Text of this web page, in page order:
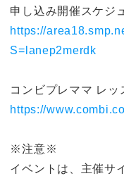
申し込み開催スケジ
https://
S=lanep2merdk
コンビプレママ レッ
https://
※注意※
イベントは、主催サ